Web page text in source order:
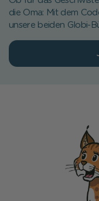
die Oma: Mit dem
unsere beiden Globi-